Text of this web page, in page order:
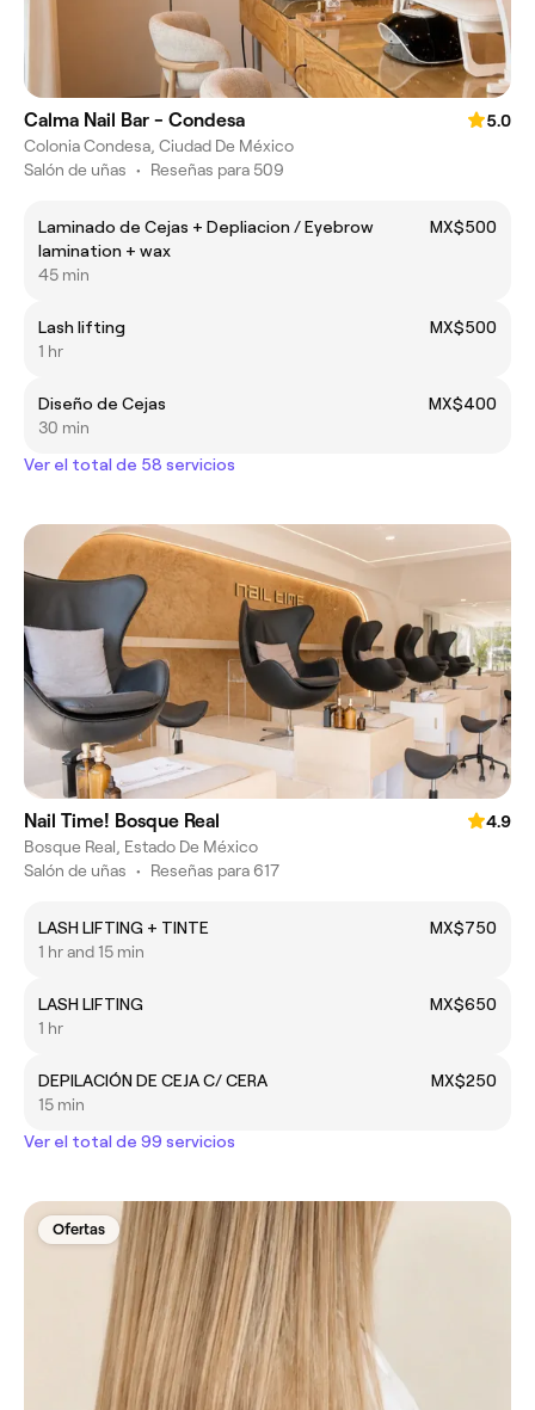
Calma Nail Bar - Condesa
5.0
Colonia Condesa, Ciudad De México
Salón de uñas • Reseñas para 509
Laminado de Cejas + Depliacion / Eyebrow
lamination + wax
MX$500
45 min
Lash lifting
MX$500
1 hr
Diseño de Cejas
MX$400
30 min
Ver el total de 58 servicios
Nail Time! Bosque Real
4.9
Bosque Real, Estado De México
Salón de uñas • Reseñas para 617
LASH LIFTING + TINTE
MX$750
1 hr and 15 min
LASH LIFTING
MX$650
1 hr
DEPILACIÓN DE CEJA C/ CERA
MX$250
15 min
Ver el total de 99 servicios
Ofertas